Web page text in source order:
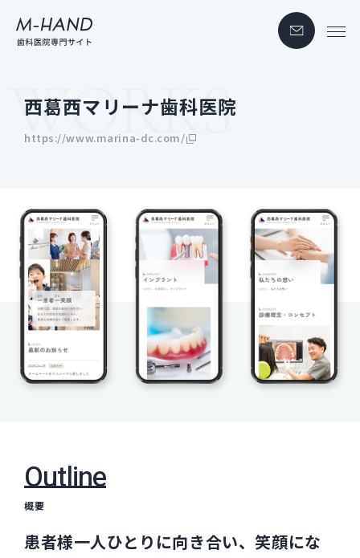
西葛西マリーナ歯科医院
https://www.marina-dc.com/
Outline
概要
患者様一人ひとりに向き合い、笑顔にな